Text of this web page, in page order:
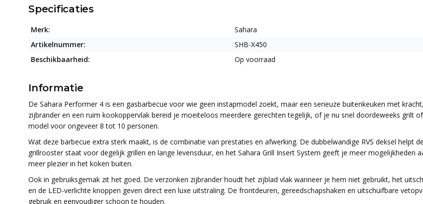
Specificaties
Merk:
Sahara
Artikelnummer:
SHB-X450
Beschikbaarheid:
Op voorraad
Informatie
De Sahara Performer 4 is een gasbarbecue voor wie geen instapmodel zoekt, maar een serieuze buitenkeuken met
zijbrander en een ruim kookoppervlak bereid je moeiteloos meerdere gerechten tegelijk, of je nu snel doordeweeks grilt
model voor ongeveer 8 tot 10 personen.
Wat deze barbecue extra sterk maakt, is de combinatie van prestaties en afwerking. De dubbelwandige RVS deksel helpt
grillrooster staat voor degelijk grillen en lange levensduur, en het Sahara Grill Insert System geeft je meer mogelijkheden
meer plezier in het koken buiten.
Ook in gebruiksgemak zit het goed. De verzonken zijbrander houdt het zijblad vlak wanneer je hem niet gebruikt, het
en de LED-verlichte knoppen geven direct een luxe uitstraling. De frontdeuren, gereedschapshaken en uitschuifbare
gebruik en eenvoudiger schoon te houden.